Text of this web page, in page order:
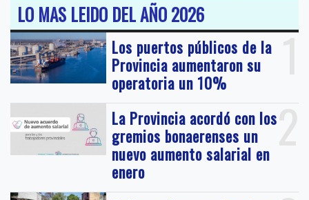
LO MAS LEIDO DEL AÑO 2026
1
Los puertos públicos de la
Provincia aumentaron su
operatoria un 10%
2
La Provincia acordó con los
gremios bonaerenses un
nuevo aumento salarial en
enero